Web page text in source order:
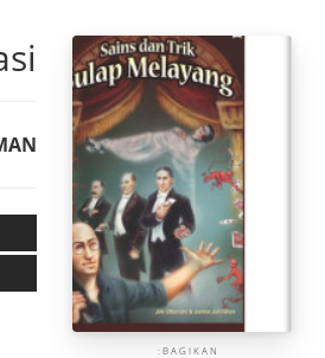
BAGIKAN: